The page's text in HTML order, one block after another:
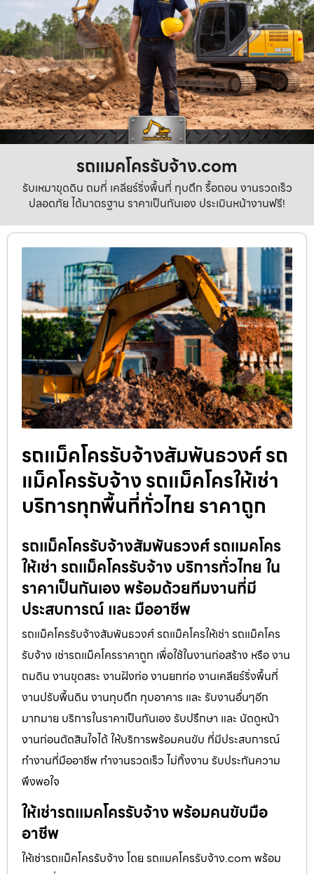
รถแมคโครรับจ้าง.com
รับเหมาขุดดิน ถมที่ เคลียร์ริ่งพื้นที่ ทุบตึก รื้อถอน งานรวดเร็ว
ปลอดภัย ได้มาตรฐาน ราคาเป็นกันเอง ประเมินหน้างานฟรี!
รถแม็คโครรับจ้างสัมพันธวงศ์ รถ
แม็คโครรับจ้าง รถแม็คโครให้เช่า
บริการทุกพื้นที่ทั่วไทย ราคาถูก
รถแม็คโครรับจ้างสัมพันธวงศ์ รถแมคโคร
ให้เช่า รถแม็คโครรับจ้าง บริการทั่วไทย ใน
ราคาเป็นกันเอง พร้อมด้วยทีมงานที่มี
ประสบการณ์ และ มืออาชีพ
รถแม็คโครรับจ้างสัมพันธวงศ์ รถแม็คโครให้เช่า รถแม็คโคร
รับจ้าง เช่ารถแม็คโครราคาถูก เพื่อใช้ในงานก่อสร้าง หรือ งาน
ถมดิน งานขุดสระ งานฝังท่อ งานยกท่อ งานเคลียร์ริ่งพื้นที่
งานปรับพื้นดิน งานทุบตึก ทุบอาคาร และ รับงานอื่นๆอีก
มากมาย บริการในราคาเป็นกันเอง รับปรึกษา และ นัดดูหน้า
งานก่อนตัดสินใจได้ ให้บริการพร้อมคนขับ ที่มีประสบการณ์
ทำงานที่มืออาชีพ ทำงานรวดเร็ว ไม่ทิ้งงาน รับประกันความ
พึงพอใจ
ให้เช่ารถแมคโครรับจ้าง พร้อมคนขับมือ
อาชีพ
ให้เช่ารถแม็คโครรับจ้าง โดย รถแมคโครรับจ้าง.com พร้อม